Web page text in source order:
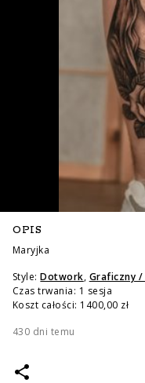
WZORY
OPIS
Maryjka
Style: Dotwork, Graficzny /
Czas trwania: 1 sesja
Koszt całości: 1400,00 zł
430 dni temu